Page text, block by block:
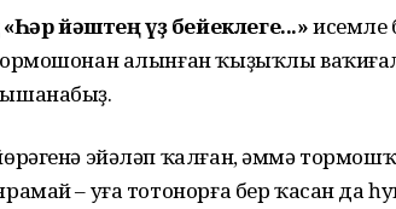
йәштең үҙ бейеклеге...»исемле
алынған ҡыҙыҡлы
эйәләп ҡалған, әммә
– уға тотонорға бер ҡасан да